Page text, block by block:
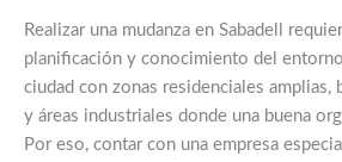
Realizar una mudanza en Sabadell
planificación y conocimiento del
ciudad con zonas residenciales amplias,
y áreas industriales donde una buena
Por eso, contar con una empresa